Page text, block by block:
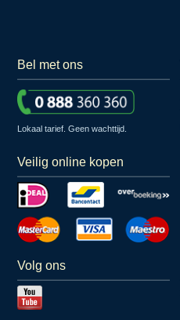
Bel met ons
Lokaal tarief. Geen wachttijd.
Veilig online kopen
Volg ons